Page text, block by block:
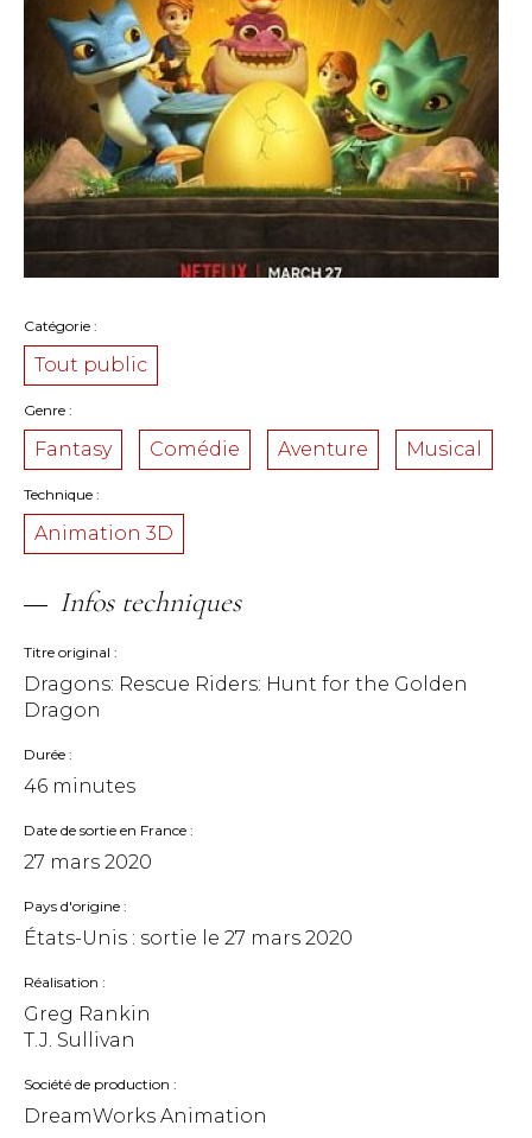
Catégorie
Tout public
Genre
Fantasy Comédie Aventure Musical
Technique
Animation 3D
Infos techniques
Titre original
Dragons: Rescue Riders: Hunt for the Golden
Dragon
Durée
46 minutes
Date de sortie en France
27 mars 2020
Pays d'origine
États-Unis : sortie le 27 mars 2020
Réalisation
Greg Rankin
T.J. Sullivan
Société de production
DreamWorks Animation